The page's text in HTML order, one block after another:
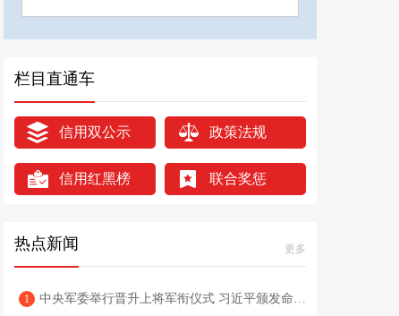
栏目直通车
信用双公示 政策法规
信用红黑榜 联合奖惩
更多
热点新闻
1 中央军委举行晋升上将军衔仪式 习近平颁发命令状并向晋衔的军官表示祝贺